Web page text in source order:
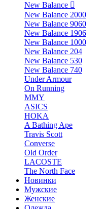
New Balance
New Balance 2000
New Balance 9060
New Balance 1906
New Balance 1000
New Balance 204
New Balance 530
New Balance 740
Under Armour
On Running
MMY
ASICS
HOKA
A Bathing Ape
Travis Scott
Converse
Old Order
LACOSTE
The North Face
Новинки
Мужские
Женские